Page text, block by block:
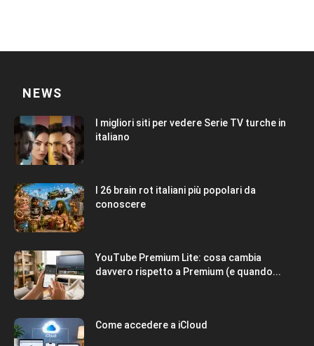
NEWS
I migliori siti per vedere Serie TV turche in
italiano
I 26 brain rot italiani più popolari da
conoscere
YouTube Premium Lite: cosa cambia
davvero rispetto a Premium (e quando...
Come accedere a iCloud